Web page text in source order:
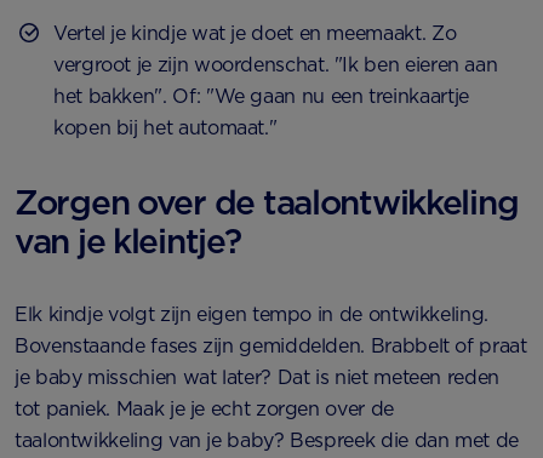
Vertel je kindje wat je doet en meemaakt. Zo
vergroot je zijn woordenschat. "Ik ben eieren aan
het bakken". Of: "We gaan nu een treinkaartje
kopen bij het automaat."
Zorgen over de taalontwikkeling
van je kleintje?
Elk kindje volgt zijn eigen tempo in de ontwikkeling.
Bovenstaande fases zijn gemiddelden. Brabbelt of praat
je baby misschien wat later? Dat is niet meteen reden
tot paniek. Maak je je echt zorgen over de
taalontwikkeling van je baby? Bespreek die dan met de